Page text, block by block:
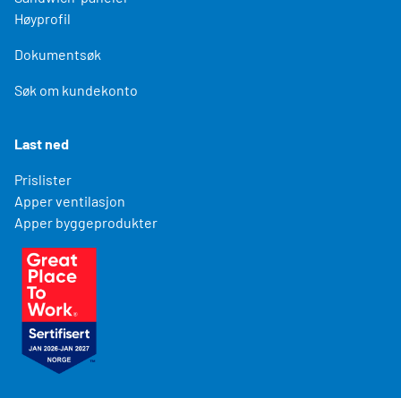
Høyprofil
Dokumentsøk
Søk om kundekonto
Last ned
Prislister
Apper ventilasjon
Apper byggeprodukter